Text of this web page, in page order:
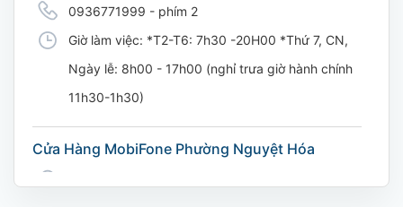
0936771999 - phím 2
Giờ làm việc: *T2-T6: 7h30 -20H00 *Thứ 7, CN,
Ngày lễ: 8h00 - 17h00 (nghỉ trưa giờ hành chính
11h30-1h30)
Cửa Hàng MobiFone Phường Nguyệt Hóa